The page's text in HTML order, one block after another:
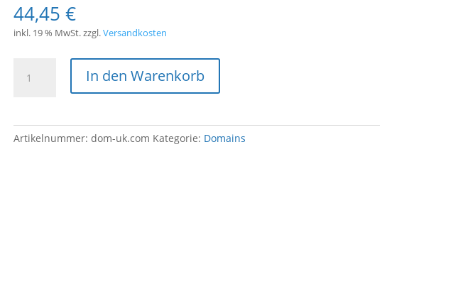
44,45 €
inkl. 19 % MwSt. zzgl.Versandkosten
Jahr
Menge
In den Warenkorb
Artikelnummer: dom-uk.com Kategorie: Domains